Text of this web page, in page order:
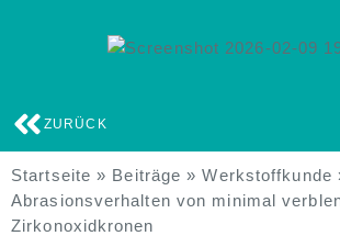
ZURÜCK
Startseite » Beiträge »Werkstoffkunde
Abrasionsverhalten von minimal
Zirkonoxidkronen